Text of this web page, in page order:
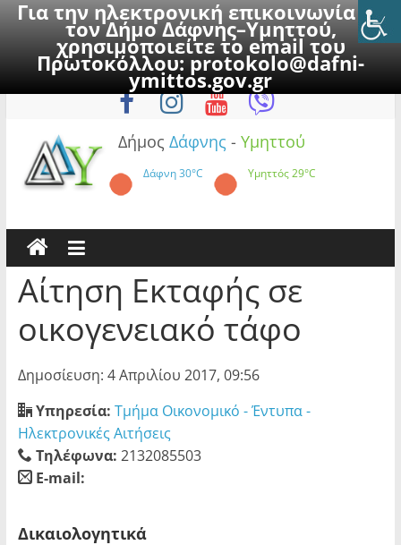
Για την ηλεκτρονική επικοινωνία με
τον Δήμο Δάφνης–Υμηττού,
χρησιμοποιείτε το email του
Πρωτοκόλλου:protokolo@dafni-
ymittos.gov.gr
to
Κυριακή, 9 Αυγούστου 2026
Δήμος Δάφνης - Υμηττού
Δάφνη30°C Υμηττός29°C
Αίτηση Εκταφής σε
οικογενειακό τάφο
Δημοσίευση: 4 Απριλίου 2017, 09:56
Υπηρεσία: Τμήμα Οικονομικό - Έντυπα -
Ηλεκτρονικές Αιτήσεις
Τηλέφωνα: 2132085503
E-mail:
Δικαιολογητικά